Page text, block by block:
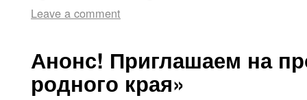
Leave a comment
Анонс! Приглашаем на
родного края»